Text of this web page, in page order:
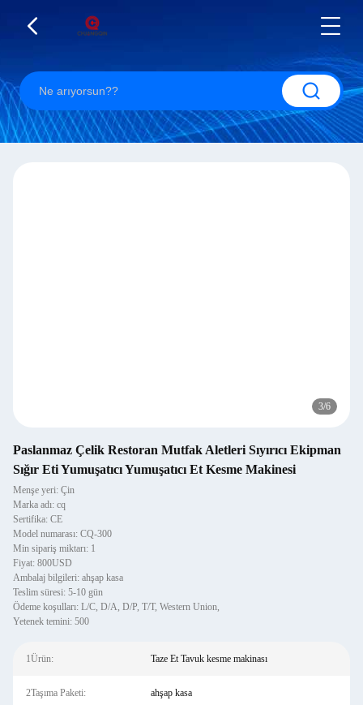
3/6
Paslanmaz Çelik Restoran Mutfak Aletleri Sıyırıcı Ekipman
Sığır Eti Yumuşatıcı Yumuşatıcı Et Kesme Makinesi
Menşe yeri: Çin
Marka adı: cq
Sertifika: CE
Model numarası: CQ-300
Min sipariş miktarı: 1
Fiyat: 800USD
Ambalaj bilgileri: ahşap kasa
Teslim süresi: 5-10 gün
Ödeme koşulları: L/C, D/A, D/P, T/T, Western Union,
Yetenek temini: 500
1Ürün: Taze Et Tavuk kesme makinası
2Taşıma Paketi: ahşap kasa